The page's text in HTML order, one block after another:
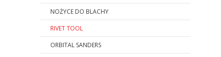
NOŻYCE DO BLACHY
RIVET TOOL
ORBITAL SANDERS